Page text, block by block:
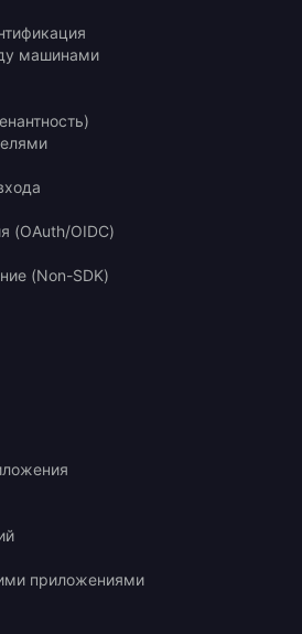
машинами
(OAuth/OIDC)
(Non-SDK)
приложениями